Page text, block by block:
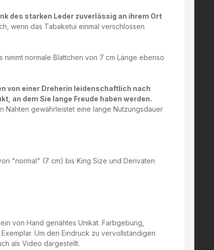
des starken Leder zuverlässig an ihrem Ort
wenn das Tabaketui einmal verschlossen
nimmt normale Blättchen von 7 cm Länge ebenso
von einer Dreherin leidenschaftlich nach
an dem Sie lange Freude haben werden.
Nähten gewährleistet eine lange Nutzungsdauer
"normal" (7 cm) bis King Size und Derivaten
von Hand genähtes Unikat. Farbgebung,
Um den Eindruck zu vervollständigen
als Video dargestellt.